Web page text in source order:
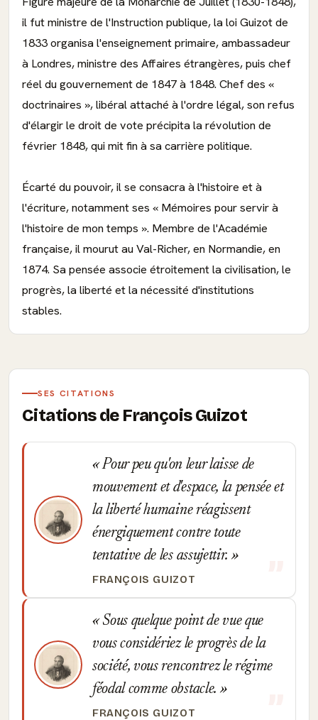
il fut ministre de l'Instruction publique, la loi Guizot de
1833 organisa l'enseignement primaire, ambassadeur
à Londres, ministre des Affaires étrangères, puis chef
réel du gouvernement de 1847 à 1848. Chef des «
doctrinaires », libéral attaché à l'ordre légal, son refus
d'élargir le droit de vote précipita la révolution de
février 1848, qui mit fin à sa carrière politique.
Écarté du pouvoir, il se consacra à l'histoire et à
l'écriture, notamment ses « Mémoires pour servir à
l'histoire de mon temps ». Membre de l'Académie
française, il mourut au Val-Richer, en Normandie, en
1874. Sa pensée associe étroitement la civilisation, le
progrès, la liberté et la nécessité d'institutions
stables.
SES CITATIONS
Citations de François Guizot
Pour peu qu'on leur laisse de
mouvement et d'espace, la pensée et
la liberté humaine réagissent
énergiquement contre toute
tentative de les assujettir.
FRANÇOIS GUIZOT
Sous quelque point de vue que
vous considériez le progrès de la
société, vous rencontrez le régime
féodal comme obstacle.
FRANÇOIS GUIZOT